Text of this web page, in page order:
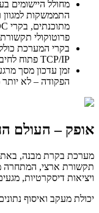
התממשקות
פרוטוקולי
בקרי המערכת
TCP/IP פתוח לחיבור מערכות אחרות אליהם
זמן עדכון מסך
הפקודה – לא יותר מ-5
אופק – העולם
מערכת בקרת מבנה,
ויציאות דיסקרטיות,
יכולת מעקב ואיסוף